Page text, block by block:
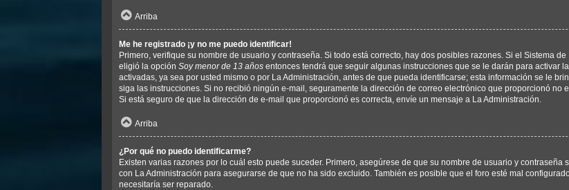
Arriba
Me he registrado ¡y no me puedo identificar!
Primero, verifique su nombre de usuario y contraseña. Si todo está correcto, hay dos posibles razones. Si el Sistema
eligió la opción Soy menor de 13 años entonces tendrá que seguir algunas instrucciones que se le darán para activar
activadas, ya sea por usted mismo o por La Administración, antes de que pueda identificarse; esta información se le
siga las instrucciones. Si no recibió ningún e-mail, seguramente la dirección de correo electrónico que proporcionó no
Si está seguro de que la dirección de e-mail que proporcionó es correcta, envíe un mensaje a La Administración.
Arriba
¿Por qué no puedo identificarme?
Existen varias razones por lo cuál esto puede suceder. Primero, asegúrese de que su nombre de usuario y
con La Administración para asegurarse de que no ha sido excluido. También es posible que el foro esté mal
necesitaría ser reparado.